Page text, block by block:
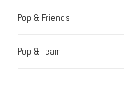
Pop & Friends
Pop & Team